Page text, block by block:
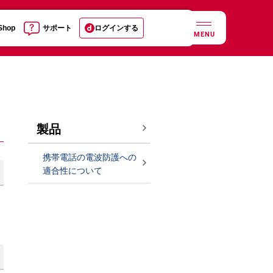
サポート ログインする
MENU
製品
携帯電話の電波防護への
適合性について